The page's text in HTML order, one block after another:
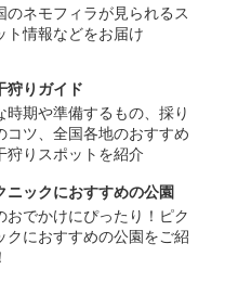
のネモフィラが見られるス
ト情報などをお届け
狩りガイド
時期や準備するもの、採り
コツ、全国各地のおすすめ
狩りスポットを紹介
ニックにおすすめの公園
おでかけにぴったり！ピク
クにおすすめの公園をご紹